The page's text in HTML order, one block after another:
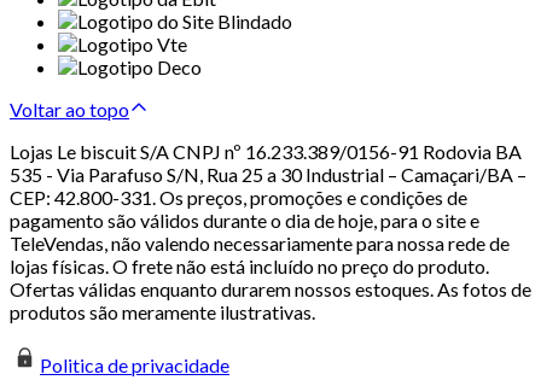
Voltar ao topo
Lojas Le biscuit S/A CNPJ nº 16.233.389/0156-91 Rodovia BA
535 - Via Parafuso S/N, Rua 25 a 30 Industrial – Camaçari/BA –
CEP: 42.800-331. Os preços, promoções e condições de
pagamento são válidos durante o dia de hoje, para o site e
TeleVendas, não valendo necessariamente para nossa rede de
lojas físicas. O frete não está incluído no preço do produto.
Ofertas válidas enquanto durarem nossos estoques. As fotos de
produtos são meramente ilustrativas.
Politica de privacidade